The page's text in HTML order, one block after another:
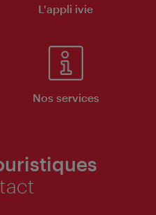
L'appli ivie
Nos services